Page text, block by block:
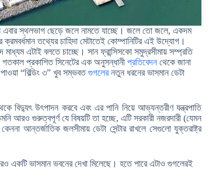
এবার স্থলভাগ ছেড়ে জলে নামতে যাচ্ছে। জলে তো জলে, একদম
তথ্যের চাহিদা মেটাতেই কোম্পানিটির এই উদ্যোগ।
এটাই বলতে চাচ্ছে। সান ফ্রান্সিসকো সমুদ্রসীমায় সম্প্রতি
প্রকাশিত সিনেটের এক অনুসন্ধানী প্রতিবেদন থেকে জানা
“বিল্ডিং ৩” খুব সম্ভবতগুগলেরনতুন ধরনের ভাসমান ডেটা
বিদ্যুৎ উৎপাদন করবে এবং এর পানি নিয়ে আভ্যন্তরীণ যন্ত্রপাতি
আরও গুরুত্বপূর্ণ যে বিষয়টি তা হচ্ছে, এটি সরকারী নজরদারী (যেমন
আন্তর্জাতিক জলসীমায় ডেটা সেন্টার রাখলে সেগুলো যুক্তরাষ্ট্র
একটি ভাসমান ভবনের দেখা মিলেছে। হতে পারে এটাও গুগলেরই